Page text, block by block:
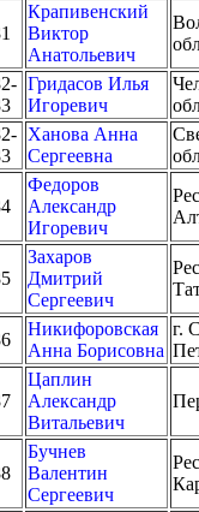
Крапивенский
Виктор
Анатольевич
Гридасов Илья
Игоревич
Ханова Анна
Сергеевна
Федоров
Александр
Игоревич
Захаров
Дмитрий
Сергеевич
Никифоровская
Анна Борисовна
г.
Цаплин
Александр
Витальевич
Бучнев
Валентин
Сергеевич